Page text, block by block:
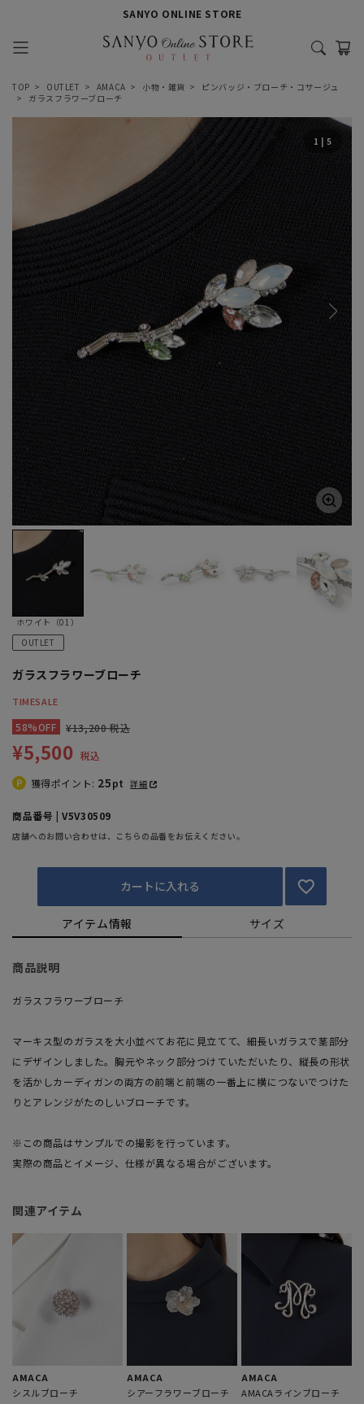
SANYO ONLINE STORE
TOP OUTLET AMACA 小物・雑貨
ピンバッジ・ブローチ・コサージュ
ガラスフラワーブローチ
1 |5
ホワイト（01）
OUTLET
ガラスフラワーブローチ
TIMESALE
58%OFF ¥13,200 税込
¥5,500 税込
獲得ポイント: 25pt 詳細
商品番号 | V5V30509
店舗へのお問い合わせは、こちらの品番をお伝えください。
カートに入れる
アイテム情報 サイズ
商品説明
ガラスフラワーブローチ
マーキス型のガラスを大小並べてお花に見立てて、細長いガラスで茎部分
にデザインしました。胸元やネック部分つけていただいたり、縦長の形状
を活かしカーディガンの両方の前端と前端の一番上に横につないでつけた
りとアレンジがたのしいブローチです。
※この商品はサンプルでの撮影を行っています。
実際の商品とイメージ、仕様が異なる場合がございます。
関連アイテム
AMACA
シスルブローチ
AMACA
シアーフラワーブローチ
AMACA
AMACAラインブローチ